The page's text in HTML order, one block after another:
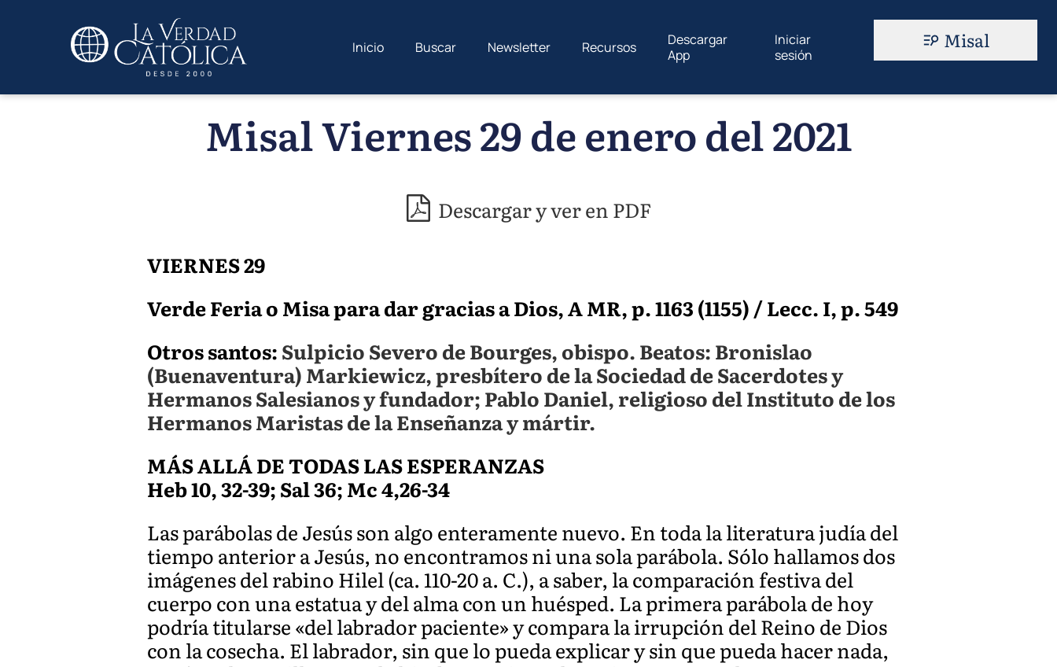
Inicio Buscar Newsletter Recursos
Descargar
App
Iniciar
sesión
Misal
Misal Viernes 29 de enero del 2021
Descargar y ver en PDF
VIERNES 29
Verde Feria o Misa para dar gracias a Dios, A MR, p. 1163 (1155) / Lecc. I, p. 549
Otros santos:Sulpicio Severo de Bourges, obispo. Beatos: Bronislao
(Buenaventura) Markiewicz, presbítero de la Sociedad de Sacerdotes y
Hermanos Salesianos y fundador; Pablo Daniel, religioso del Instituto de los
Hermanos Maristas de la Enseñanza y mártir.
MÁS ALLÁ DE TODAS LAS ESPERANZAS
Heb 10, 32-39; Sal 36; Mc 4,26-34
Las parábolas de Jesús son algo enteramente nuevo. En toda la literatura judía del
tiempo anterior a Jesús, no encontramos ni una sola parábola. Sólo hallamos dos
imágenes del rabino Hilel (ca. 110-20 a. C.), a saber, la comparación festiva del
cuerpo con una estatua y del alma con un huésped. La primera parábola de hoy
podría titularse «del labrador paciente» y compara la irrupción del Reino de Dios
con la cosecha. El labrador, sin que lo pueda explicar y sin que pueda hacer nada,